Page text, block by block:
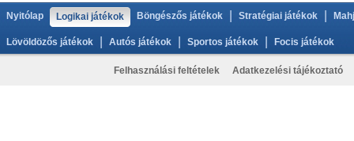
Nyitólap Logikai játékok Böngészős játékok Stratégiai játékok
Lövöldözős játékok Autós játékok Sportos játékok Focis játékok
Felhasználási feltételek Adatkezelési tájékoztató